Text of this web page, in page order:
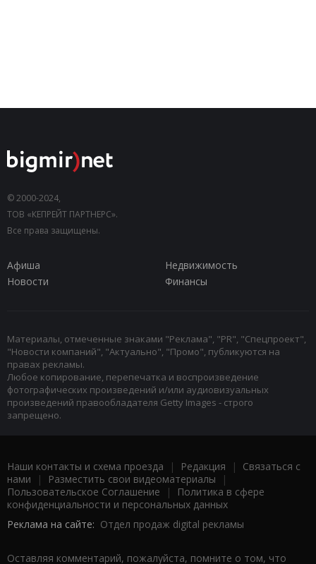
© 2000-2024,
ТОВ «КЕПРЕЙТ ПАРТНЕРС».
Все права защищены.
Афиша
Недвижимость
Новости
Финансы
Материалы, отмеченные знаками "Реклама", "PR", "Спецпроект",
"Новости компаний", "Актуально", "Промо", публикуются на
правах рекламы.
Любое копирование, перепечатка и воспроизведение
фотографических произведений и/или аудиовизуальных
произведений правообладателя Getty Images - строго
запрещено.
Наши контакты и схема проезда | Редакция | Связаться с
нами | Разместить свои видеоматериалы |
Пользовательское Соглашение |
Политика в сфере
конфиденциальности и персональных данных
Реклама на сайте: Отдел продаж digital рекламы
Оставляя комментарий, пожалуйста, помните о том, что